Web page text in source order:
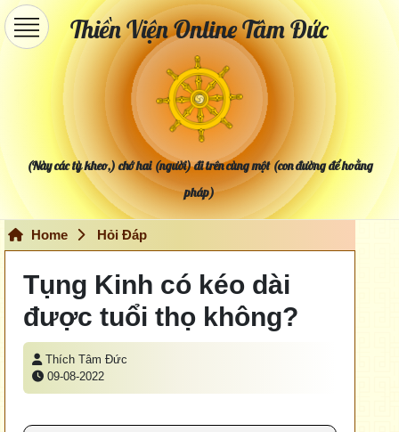
Thiền Viện Online Tâm Đức
(Này các tỳ kheo,) chớ hai (người) đi trên cùng một (con đường để hoằng
pháp)
Home Hỏi Đáp
Tụng Kinh có kéo dài
được tuổi thọ không?
Thích Tâm Đức
09-08-2022